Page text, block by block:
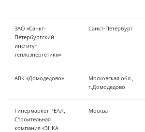
ЗАО «Санкт-
Петербургский
институт
теплоэнергетики»
Санкт-Петербург
АВК «Домодедово»
Московская обл.,
г.Домодедово
Гипермаркет РЕАЛ,
Строительная
компания «ЭНКА
Москва